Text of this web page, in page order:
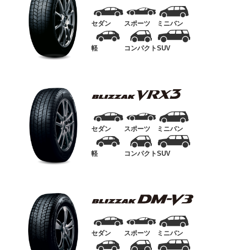
セダン スポーツ ミニバン
軽 コンパクトSUV
セダン スポーツ ミニバン
軽 コンパクトSUV
セダン スポーツ ミニバン